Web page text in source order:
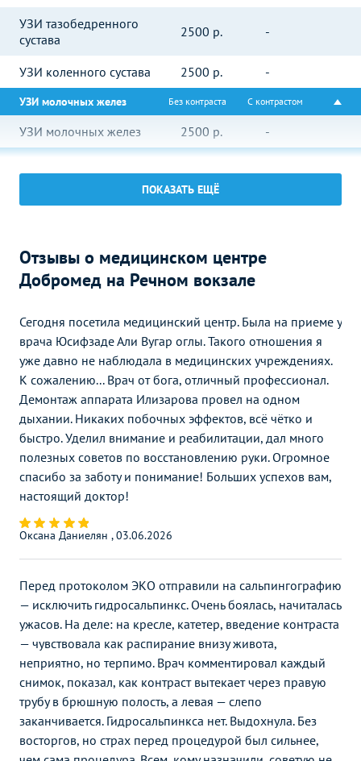
УЗИ тазобедренного
сустава
2500 р. -
УЗИ коленного сустава 2500 р. -
УЗИ молочных желез Без контраста С контрастом
УЗИ молочных желез 2500 р. -
УЗИ брюшной полости 3000р.
УЗИ в урологии Без контраста С контрастом
УЗИ почек 2000р.
УЗИ мочевого пузыря
1600
УЗИ простаты
(предстательной железы)
2800р. -
УЗИ почек и
надпочечников
2200р. -
УЗИ простаты
(предстательной железы)
трансабдоминально
2800р. -
(предстательной железы)
трансректальное
простаты (предстательной
железы)
2000р. -
УЗИ в гинекологии Без контраста
УЗИ малого таза 2800р. -
УЗИ отдельных органов,
конечностей, зон, отделов
тела
Без контраста С контрастом
УЗИ мягких тканей 1400р.
-
ПОКАЗАТЬ ЕЩЁ
Отзывы о медицинском центре
Добромед на Речном вокзале
Сегодня посетила медицинский центр. Была на приеме у
врача Юсифзаде Али Вугар оглы. Такого отношения я
уже давно не наблюдала в медицинских учреждениях.
К сожалению... Врач от бога, отличный профессионал.
Демонтаж аппарата Илизарова провел на одном
дыхании. Никаких побочных эффектов, всё чётко и
быстро. Уделил внимание и реабилитации, дал много
полезных советов по восстановлению руки. Огромное
спасибо за заботу и понимание! Больших успехов вам,
настоящий доктор!
Оксана Даниелян , 03.06.2026
Перед протоколом ЭКО отправили на сальпингографию
— исключить гидросальпинкс. Очень боялась, начиталась
ужасов. На деле: на кресле, катетер, введение контраста
— чувствовала как распирание внизу живота,
неприятно, но терпимо. Врач комментировал каждый
снимок, показал, как контраст вытекает через правую
трубу в брюшную полость, а левая — слепо
заканчивается. Гидросальпинкса нет. Выдохнула. Без
восторгов, но страх перед процедурой был сильнее,